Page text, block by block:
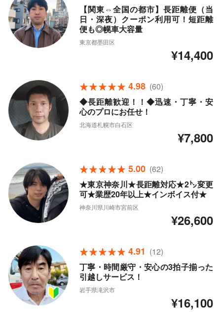
【関東⇔全国の都市】長距離便（当
日・深夜）クーポン利用可！短距離
便も◎幌車大容量
東京都墨田区
¥14,400
4.98 (60)
◆長距離歓迎！！◆迅速・丁寧・安
心のプロにお任せ！
北海道札幌市白石区
¥7,800
5.00 (62)
★東京神奈川★長距離対応★2㌧変更
可★業歴20年以上★インボイス付★
神奈川県川崎市宮前区
¥26,600
4.91 (12)
丁寧・時間厳守・安心の3拍子揃った
引越しサービス！
岩手県滝沢市
¥16,100